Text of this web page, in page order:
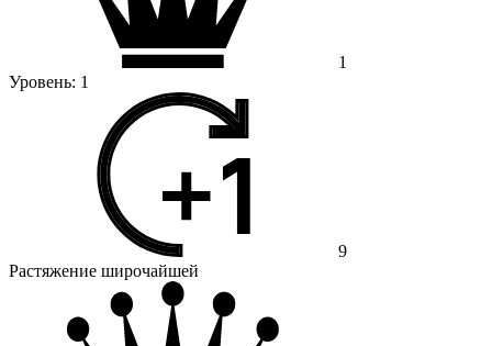
1
Уровень: 1
9
Растяжение широчайшей